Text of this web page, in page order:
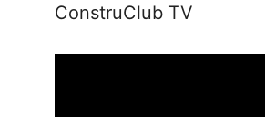
ConstruClub TV